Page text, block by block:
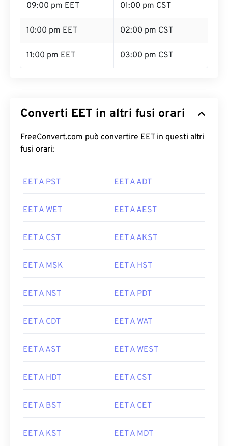
09:00 pm EET 01:00 pm CST
10:00 pm EET 02:00 pm CST
11:00 pm EET 03:00 pm CST
Converti EET in altri fusi orari
FreeConvert.com può convertire EET in questi altri
fusi orari:
EET A PST EET A ADT
EET A WET EET A AEST
EET A CST EET A AKST
EET A MSK EET A HST
EET A NST EET A PDT
EET A CDT EET A WAT
EET A AST EET A WEST
EET A HDT EET A CST
EET A BST EET A CET
EET A KST EET A MDT